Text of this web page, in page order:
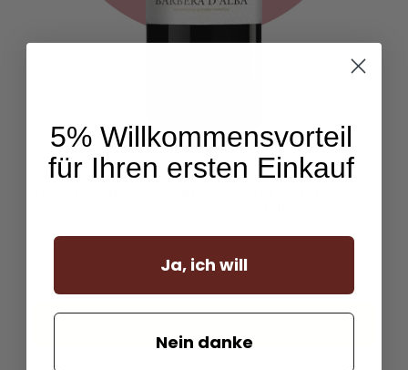
24,90 €
5% Willkommensvorteil
für Ihren ersten Einkauf
Ja, ich will
Nein danke